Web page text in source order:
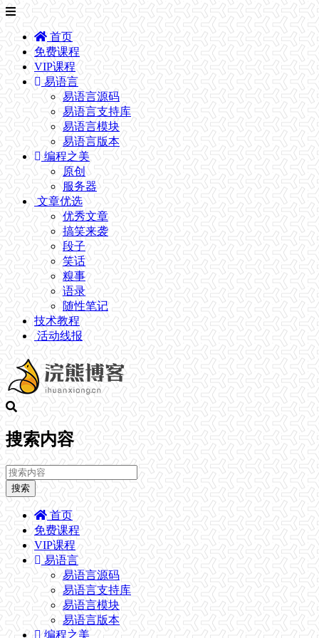
首页
免费课程
VIP课程
易语言
易语言源码
易语言支持库
易语言模块
易语言版本
编程之美
原创
服务器
文章优选
优秀文章
搞笑来袭
段子
笑话
糗事
语录
随性笔记
技术教程
活动线报
搜索内容
搜索
首页
免费课程
VIP课程
易语言
易语言源码
易语言支持库
易语言模块
易语言版本
编程之美